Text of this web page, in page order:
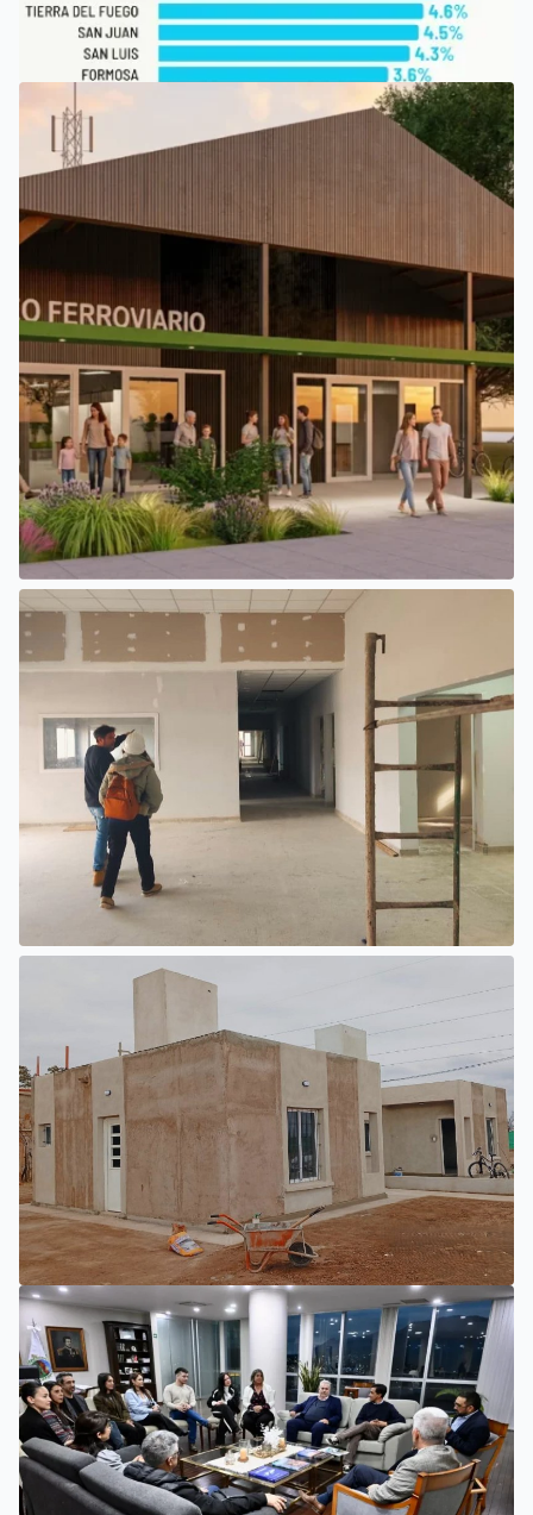
SAN LUIS
SAN LUIS, ENTRE LAS PROVINCIAS QUE PERCIBEN TASAS
MÁS BAJAS DE INGRESOS BRUTOS
SAN LUIS
EL INTENDENTE HISSA FIRMÓ EL LLAMADO A LICITACIÓN
PARA CONSTRUIR EL PASEO FERROVIARIO PARA
EMPRENDEDORES Y VENDEDORES
EL NUEVO HOSPITAL DE UNIÓN
PROGRESA CON TRABAJOS
INTERIORES Y EXTERIORES
SAN LUIS
LA PROVINCIA IMPULSA NUEVAS ETAPAS EN LA
CONSTRUCCIÓN DE VIVIENDAS EN PUEYRREDÓN